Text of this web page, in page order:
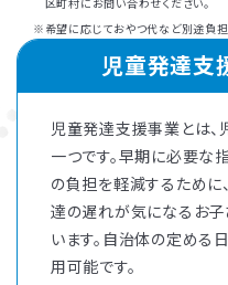
希望に応じておやつ代など別途負
児童発達支
児童発達支援事業とは
一つです。早期に必要な
の負担を軽減するために
達の遅れが気になるお
います。自治体の定める
用可能です。